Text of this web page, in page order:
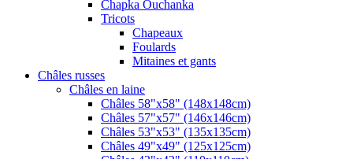
Chapka Ouchanka
Tricots
Chapeaux
Foulards
Mitaines et gants
Châles russes
Châles en laine
Châles 58"x58" (148x148cm)
Châles 57"x57" (146x146cm)
Châles 53"x53" (135x135cm)
Châles 49"x49" (125x125cm)